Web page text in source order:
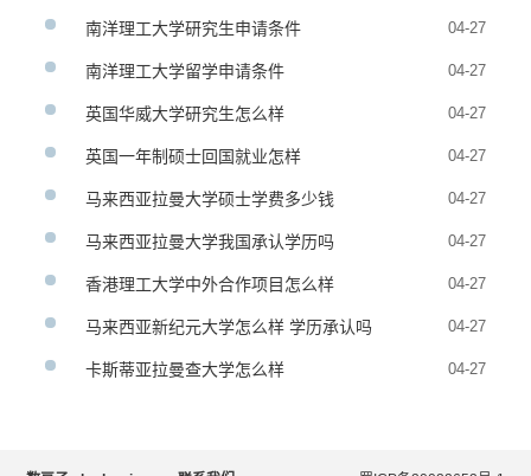
南洋理工大学研究生申请条件 04-27
南洋理工大学留学申请条件 04-27
英国华威大学研究生怎么样 04-27
英国一年制硕士回国就业怎样 04-27
马来西亚拉曼大学硕士学费多少钱 04-27
马来西亚拉曼大学我国承认学历吗 04-27
香港理工大学中外合作项目怎么样 04-27
马来西亚新纪元大学怎么样 学历承认吗 04-27
卡斯蒂亚拉曼查大学怎么样 04-27